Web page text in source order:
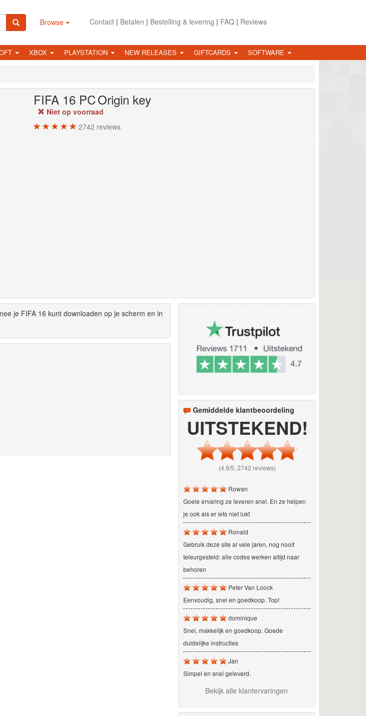
Browse Contact| Betalen | Bestelling & levering | FAQ| Reviews
XBOX PLAYSTATION NEW RELEASES GIFTCARDS SOFTWARE
FIFA 16 PCOrigin key
Niet op voorraad
2742 reviews
je FIFA 16 kunt downloaden op je scherm en in
Gemiddelde klantbeoordeling
UITSTEKEND!
(4.9/5, 2742 reviews)
Rowan
Goeie ervaring ze leveren snel. En ze helpen
je ook als er iets niet lukt
Ronald
Gebruik deze site al vele jaren, nog nooit
teleurgesteld: alle codes werken altijd naar
behoren
Peter Van Loock
Eenvoudig, snel en goedkoop. Top!
dominique
Snel, makkelijk en goedkoop. Goede
duidelijke instructies
Jan
Simpel en snel geleverd.
Bekijk alle klantervaringen